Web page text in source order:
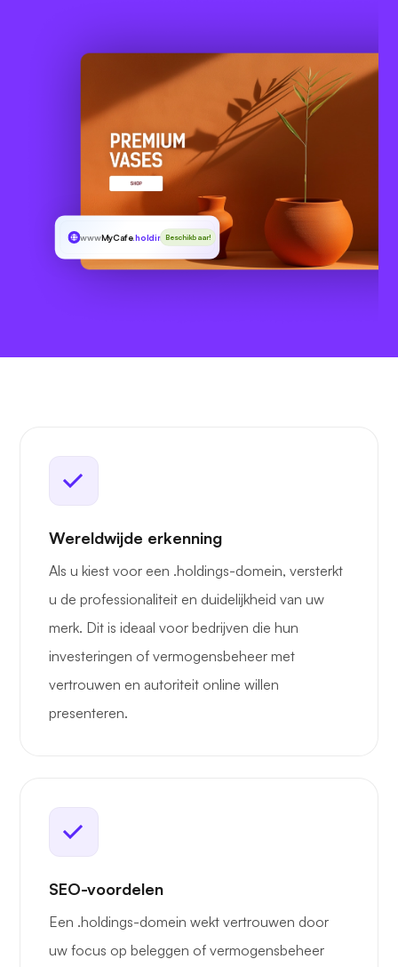
wwwMyCafe.holdingsBeschikbaar!
Wereldwijde erkenning
Als u kiest voor een .holdings-domein, versterkt
u de professionaliteit en duidelijkheid van uw
merk. Dit is ideaal voor bedrijven die hun
investeringen of vermogensbeheer met
vertrouwen en autoriteit online willen
presenteren.
SEO-voordelen
Een .holdings-domein wekt vertrouwen door
uw focus op beleggen of vermogensbeheer